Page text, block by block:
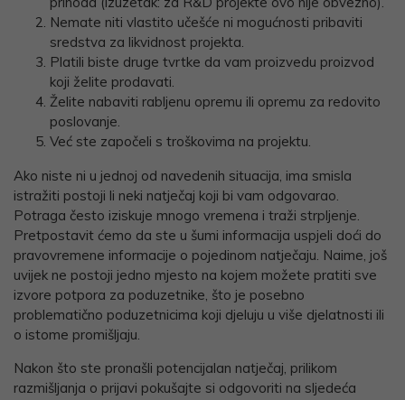
Nemate niti vlastito učešće ni mogućnosti pribaviti
sredstva za likvidnost projekta.
Platili biste druge tvrtke da vam proizvedu proizvod
koji želite prodavati.
Želite nabaviti rabljenu opremu ili opremu za redovito
poslovanje.
Već ste započeli s troškovima na projektu.
Ako niste ni u jednoj od navedenih situacija, ima smisla
istražiti postoji li neki natječaj koji bi vam odgovarao.
Potraga često iziskuje mnogo vremena i traži strpljenje.
Pretpostavit ćemo da ste u šumi informacija uspjeli doći do
pravovremene informacije o pojedinom natječaju. Naime, još
uvijek ne postoji jedno mjesto na kojem možete pratiti sve
izvore potpora za poduzetnike, što je posebno
problematično poduzetnicima koji djeluju u više djelatnosti ili
o istome promišljaju.
Nakon što ste pronašli potencijalan natječaj, prilikom
razmišljanja o prijavi pokušajte si odgovoriti na sljedeća